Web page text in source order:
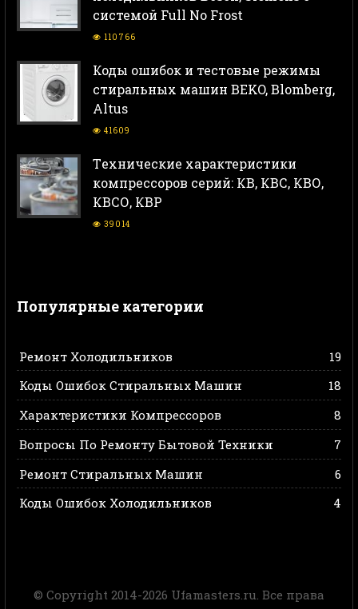
системой Full No Frost
110766
Коды ошибок и тестовые режимы
стиральных машин BEKO, Blomberg,
Altus
41609
Тeхнические характеристики
компрессоров серий: КВ, КВС, КВО,
КВСО, КВР
39014
Популярные категории
Ремонт Холодильников
19
Коды Ошибок Стиральных Машин
18
Характеристики Компрессоров
8
Вопросы По Ремонту Бытовой Техники
7
Ремонт Стиральных Машин
6
Коды Ошибок Холодильников
4
© Copyright 2014-2026 Ufamasters.ru. Все права